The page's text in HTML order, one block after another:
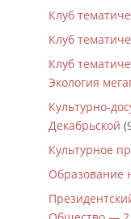
Клуб
Клуб
Клуб
Экология
Культурно-
Декабрьской
Культурное
Образование